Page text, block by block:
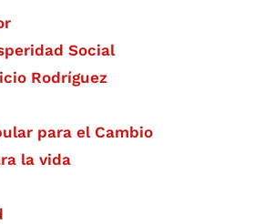
Social
Rodríguez
para el Cambio
la vida